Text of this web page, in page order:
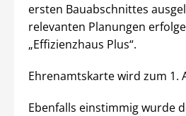
ersten Bauabschnittes
relevanten Planungen
„Effizienzhaus Plus“.
Ehrenamtskarte wird zum 1.
Ebenfalls einstimmig wurde